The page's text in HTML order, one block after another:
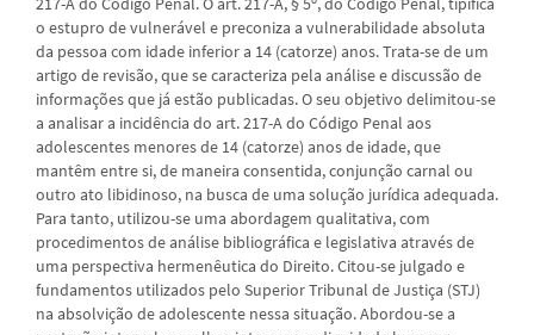
o estupro de vulnerável e preconiza a vulnerabilidade absoluta
da pessoa com idade inferior a 14 (catorze) anos. Trata-se de um
artigo de revisão, que se caracteriza pela análise e discussão de
informações que já estão publicadas. O seu objetivo delimitou-se
a analisar a incidência do art. 217-A do Código Penal aos
adolescentes menores de 14 (catorze) anos de idade, que
mantêm entre si, de maneira consentida, conjunção carnal ou
outro ato libidinoso, na busca de uma solução jurídica adequada.
Para tanto, utilizou-se uma abordagem qualitativa, com
procedimentos de análise bibliográfica e legislativa através de
uma perspectiva hermenêutica do Direito. Citou-se julgado e
fundamentos utilizados pelo Superior Tribunal de Justiça (STJ)
na absolvição de adolescente nessa situação. Abordou-se a